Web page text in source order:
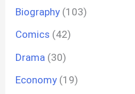
Biography (103)
Comics (42)
Drama (30)
Economy (19)